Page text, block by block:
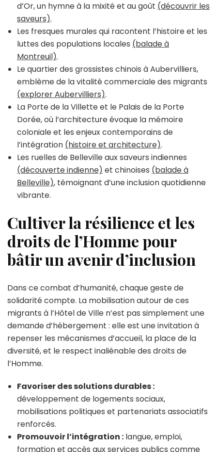
d’Or, un hymne à la mixité et au goût (découvrir les
saveurs).
Les fresques murales qui racontent l’histoire et les
luttes des populations locales (balade à
Montreuil).
Le quartier des grossistes chinois à Aubervilliers,
emblème de la vitalité commerciale des migrants
(explorer Aubervilliers).
La Porte de la Villette et le Palais de la Porte
Dorée, où l’architecture évoque la mémoire
coloniale et les enjeux contemporains de
l’intégration (histoire et architecture).
Les ruelles de Belleville aux saveurs indiennes
(découverte indienne) et chinoises (balade à
Belleville), témoignant d’une inclusion quotidienne
vibrante.
Cultiver la résilience et les
droits de l’Homme pour
bâtir un avenir d’inclusion
Dans ce combat d’humanité, chaque geste de
solidarité compte. La mobilisation autour de ces
migrants à l’Hôtel de Ville n’est pas simplement une
demande d’hébergement : elle est une invitation à
repenser les mécanismes d’accueil, la place de la
diversité, et le respect inaliénable des droits de
l’Homme.
Favoriser des solutions durables :
développement de logements sociaux,
mobilisations politiques et partenariats associatifs
renforcés.
Promouvoir l’intégration : langue, emploi,
formation et accès aux services publics comme